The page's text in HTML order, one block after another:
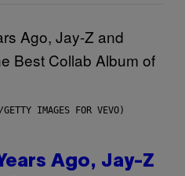
IMAGES FOR VEVO)
Ago, Jay-Z